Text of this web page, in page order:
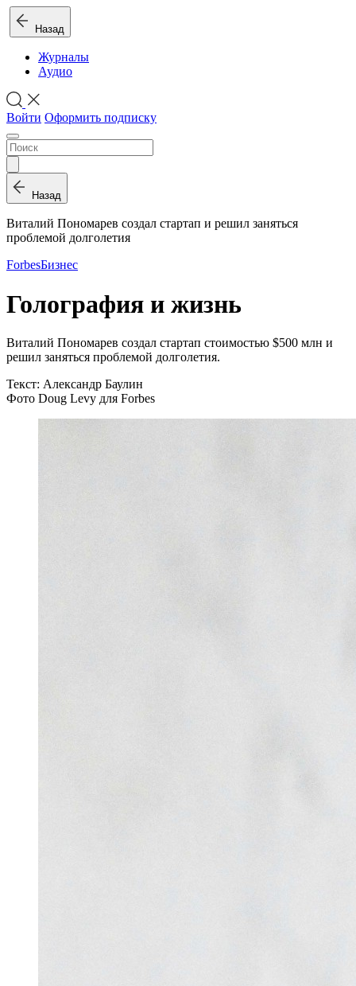
Назад
Журналы
Аудио
Войти Оформить подписку
Назад
Виталий Пономарев создал стартап и решил заняться
проблемой долголетия
ForbesБизнес
Голография и жизнь
Виталий Пономарев создал стартап стоимостью $500 млн и
решил заняться проблемой долголетия.
Текст: Александр Баулин
Фото Doug Levy для Forbes